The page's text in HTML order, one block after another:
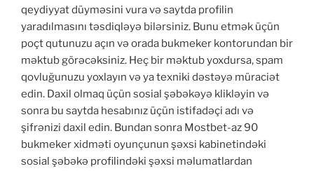
qeydiyyat düyməsini vura və saytda profilin
yaradılmasını təsdiqləyə bilərsiniz. Bunu etmək üçün
poçt qutunuzu açın və orada bukmeker kontorundan bir
məktub görəcəksiniz. Heç bir məktub yoxdursa, spam
qovluğunuzu yoxlayın və ya texniki dəstəyə müraciət
edin. Daxil olmaq üçün sosial şəbəkəyə klikləyin və
sonra bu saytda hesabınız üçün istifadəçi adı və
şifrənizi daxil edin. Bundan sonra Mostbet-az 90
bukmeker xidməti oyunçunun şəxsi kabinetindəki
sosial şəbəkə profilindəki şəxsi məlumatlardan